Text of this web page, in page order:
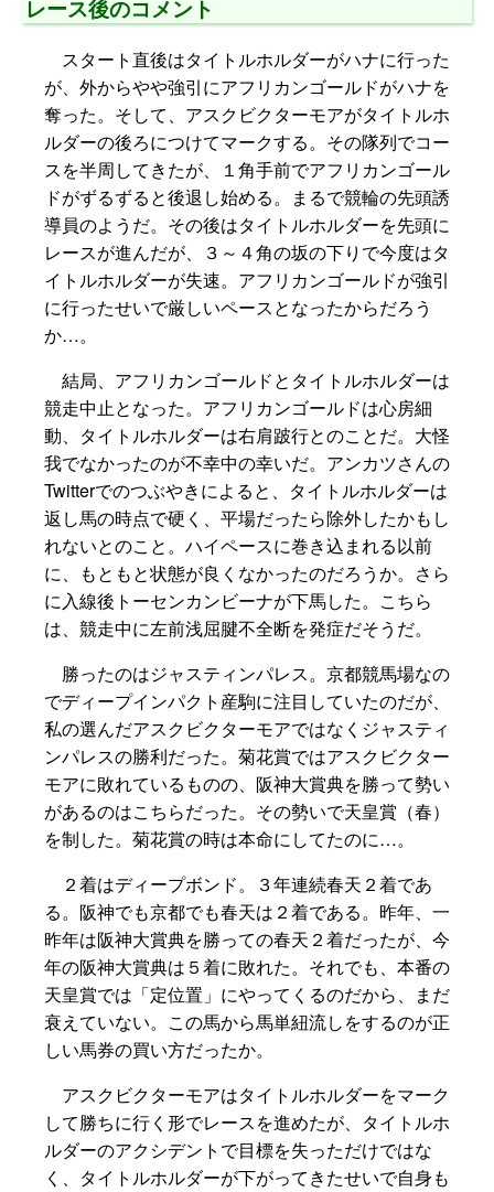
レース後のコメント
スタート直後はタイトルホルダーがハナに行った
が、外からやや強引にアフリカンゴールドがハナを
奪った。そして、アスクビクターモアがタイトルホ
ルダーの後ろにつけてマークする。その隊列でコー
スを半周してきたが、１角手前でアフリカンゴール
ドがずるずると後退し始める。まるで競輪の先頭誘
導員のようだ。その後はタイトルホルダーを先頭に
レースが進んだが、３～４角の坂の下りで今度はタ
イトルホルダーが失速。アフリカンゴールドが強引
に行ったせいで厳しいペースとなったからだろう
か…。
結局、アフリカンゴールドとタイトルホルダーは
競走中止となった。アフリカンゴールドは心房細
動、タイトルホルダーは右肩跛行とのことだ。大怪
我でなかったのが不幸中の幸いだ。アンカツさんの
Twitterでのつぶやきによると、タイトルホルダーは
返し馬の時点で硬く、平場だったら除外したかもし
れないとのこと。ハイペースに巻き込まれる以前
に、もともと状態が良くなかったのだろうか。さら
に入線後トーセンカンビーナが下馬した。こちら
は、競走中に左前浅屈腱不全断を発症だそうだ。
勝ったのはジャスティンパレス。京都競馬場なの
でディープインパクト産駒に注目していたのだが、
私の選んだアスクビクターモアではなくジャスティ
ンパレスの勝利だった。菊花賞ではアスクビクター
モアに敗れているものの、阪神大賞典を勝って勢い
があるのはこちらだった。その勢いで天皇賞（春）
を制した。菊花賞の時は本命にしてたのに…。
２着はディープボンド。３年連続春天２着であ
る。阪神でも京都でも春天は２着である。昨年、一
昨年は阪神大賞典を勝っての春天２着だったが、今
年の阪神大賞典は５着に敗れた。それでも、本番の
天皇賞では「定位置」にやってくるのだから、まだ
衰えていない。この馬から馬単紐流しをするのが正
しい馬券の買い方だったか。
アスクビクターモアはタイトルホルダーをマーク
して勝ちに行く形でレースを進めたが、タイトルホ
ルダーのアクシデントで目標を失っただけではな
く、タイトルホルダーが下がってきたせいで自身も